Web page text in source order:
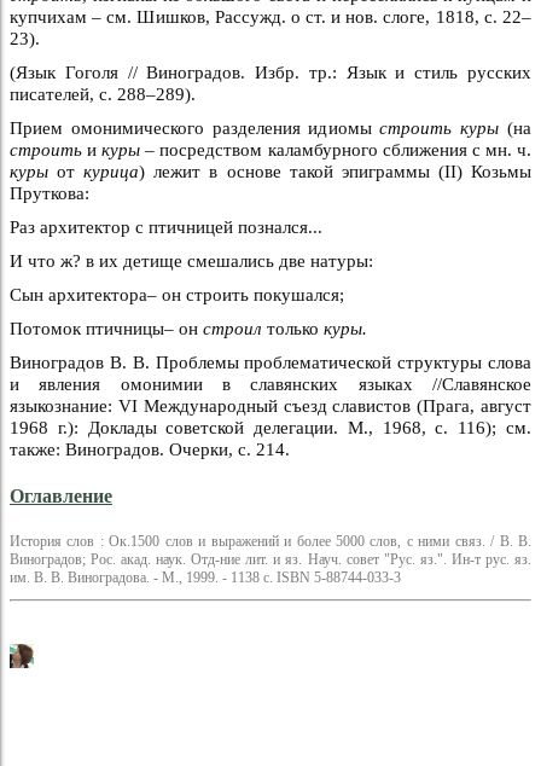
купчихам – см. Шишков, Рассужд. о ст. и нов. слоге, 1818, с. 22–
23).
(Язык Гоголя // Виноградов. Избр. тр.: Язык и стиль русских
писателей, с. 288–289).
Прием омонимического разделения идиомыстроить куры (на
строить икуры – посредством каламбурного сближения с мн. ч.
куры откурица) лежит в основе такой эпиграммы (II) Козьмы
Пруткова:
Раз архитектор с птичницей познался...
И что ж? в их детище смешались две натуры:
Сын архитектора– он строить покушался;
Потомок птичницы– он строил только куры.
Виноградов В. В. Проблемы проблематической структуры слова
и явления омонимии в славянских языках //Славянское
языкознание: VI Международный съезд славистов (Прага, август
1968 г.): Доклады советской делегации. М., 1968, с. 116); см.
также: Виноградов. Очерки, с. 214.
Оглавление
История слов : Ок.1500 слов и выражений и более 5000 слов, с ними связ. / В. В.
Виноградов; Рос. акад. наук. Отд-ние лит. и яз. Науч. совет "Рус. яз.". Ин-т рус. яз.
им. В. В. Виноградова. - М., 1999. - 1138 с. ISBN 5-88744-033-3